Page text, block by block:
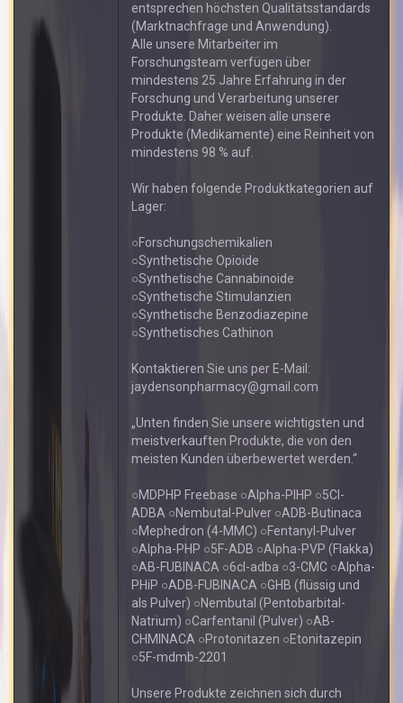
entsprechen höchsten Qualitätsstandards
(Marktnachfrage und Anwendung).
Alle unsere Mitarbeiter im
Forschungsteam verfügen über
mindestens 25 Jahre Erfahrung in der
Forschung und Verarbeitung unserer
Produkte. Daher weisen alle unsere
Produkte (Medikamente) eine Reinheit von
mindestens 98 % auf.
Wir haben folgende Produktkategorien auf
Lager:
○Forschungschemikalien
○Synthetische Opioide
○Synthetische Cannabinoide
○Synthetische Stimulanzien
○Synthetische Benzodiazepine
○Synthetisches Cathinon
Kontaktieren Sie uns per E-Mail:
jaydensonpharmacy@gmail.com
„Unten finden Sie unsere wichtigsten und
meistverkauften Produkte, die von den
meisten Kunden überbewertet werden.“
○MDPHP Freebase ○Alpha-PIHP ○5Cl-
ADBA ○Nembutal-Pulver ○ADB-Butinaca
○Mephedron (4-MMC) ○Fentanyl-Pulver
○Alpha-PHP ○5F-ADB ○Alpha-PVP (Flakka)
○AB-FUBINACA ○6cl-adba ○3-CMC ○Alpha-
PHiP ○ADB-FUBINACA ○GHB (flüssig und
als Pulver) ○Nembutal (Pentobarbital-
Natrium) ○Carfentanil (Pulver) ○AB-
CHMINACA ○Protonitazen ○Etonitazepin
○5F-mdmb-2201
Unsere Produkte zeichnen sich durch